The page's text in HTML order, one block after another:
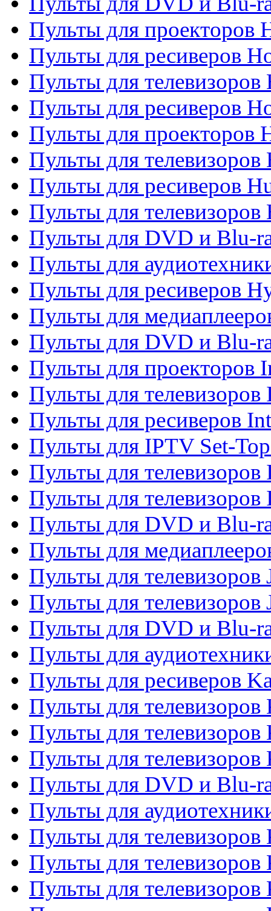
Пульты для проекторов
Пульты для ресиверов
Пульты для
Пульты для ресиверов
Пульты для проекторов
Пульты для телевизоров
Пульты для ресиверов
Пульты для
Пульты для DVD и Blu-
Пульты для
Пульты для ресиверов
Пульты для
Пульты для DVD и Blu-
Пульты для проекторов
Пульты для
Пульты для ресиверов
Пульты для IPTV Set-
Пульты для телевизоров
Пульты для телевизоров
Пульты для DVD и Blu-
Пульты для
Пульты для телевизоров
Пульты для телевизоров
Пульты для DVD и Blu-
Пульты для
Пульты для ресиверов
Пульты для телевизоров
Пульты для телевизоров
Пульты для телевизоров
Пульты для DVD и Blu-
Пульты для
Пульты для
Пульты для телевизоров
Пульты для телевизоров